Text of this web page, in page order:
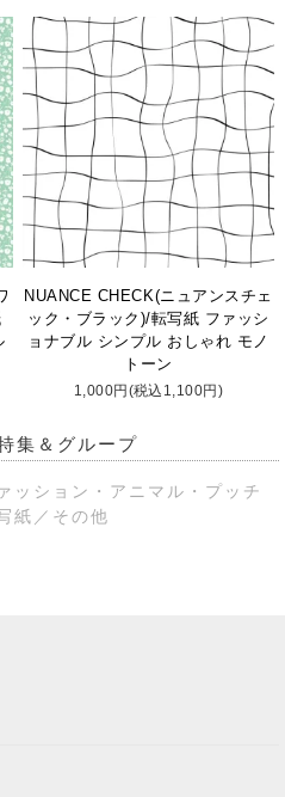
NUANCE CHECK(ニュアンスチェ
ック・ブラック)/転写紙 ファッシ
ョナブル シンプル おしゃれ モノ
トーン
1,000円(税込1,100円)
集＆グループ
ッション・アニマル・プッチ
紙／その他